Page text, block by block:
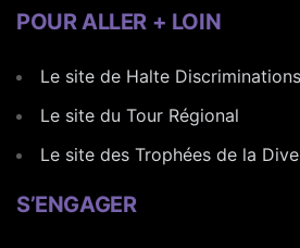
POUR ALLER + LOIN
Le site de Halte Discriminations
Le site du Tour Régional
Le site des Trophées de la
S’ENGAGER